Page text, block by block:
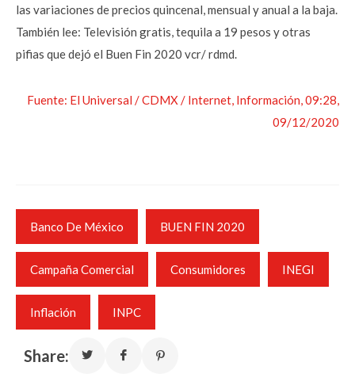
las variaciones de precios quincenal, mensual y anual a la baja.
También lee: Televisión gratis, tequila a 19 pesos y otras
pifias que dejó el Buen Fin 2020 vcr/ rdmd.
Fuente: El Universal / CDMX / Internet, Información, 09:28,
09/12/2020
Banco De México BUEN FIN 2020
Campaña Comercial Consumidores INEGI
Inflación INPC
Share: